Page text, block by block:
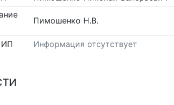
Пимошенко Н.В.
ИП Информация отсутствует